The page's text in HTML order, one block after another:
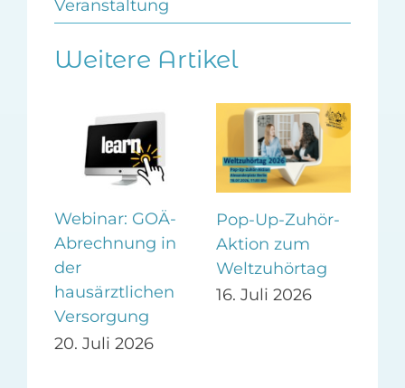
Veranstaltung
Weitere Artikel
Webinar: GOÄ-
Abrechnung in
der
hausärztlichen
Versorgung
20. Juli 2026
Pop-Up-Zuhör-
Aktion zum
Weltzuhörtag
16. Juli 2026